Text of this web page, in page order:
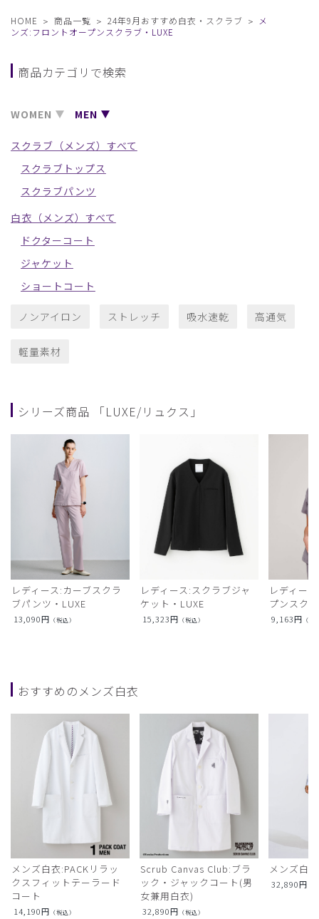
HOME 商品一覧 24年9月おすすめ白衣・スクラブ
メ
ンズ:フロントオープンスクラブ・LUXE
商品カテゴリで検索
WOMEN MEN
スクラブ（メンズ）すべて
スクラブトップス
スクラブパンツ
白衣（メンズ）すべて
ドクターコート
ジャケット
ショートコート
ノンアイロン ストレッチ 吸水速乾 高通気
軽量素材
シリーズ商品 「LUXE/リュクス」
レディース:カーブスクラ
ブパンツ・LUXE
13,090円 （税込）
レディース:スクラブジャ
ケット・LUXE
15,323円 （税込）
レディー
プンスク
9,163円 （税
おすすめのメンズ白衣
メンズ白衣:PACKリラッ
クスフィットテーラード
コート
14,190円 （税込）
Scrub Canvas Club:ブラ
ック・ジャックコート(男
女兼用白衣)
32,890円 （税込）
メンズ白
32,890円